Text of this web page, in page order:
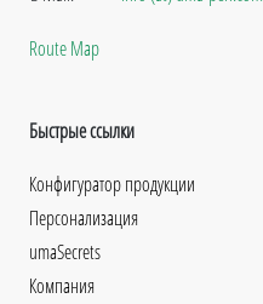
Route Map
Быстрые ссылки
Конфигуратор продукции
Персонализация
umaSecrets
Компания